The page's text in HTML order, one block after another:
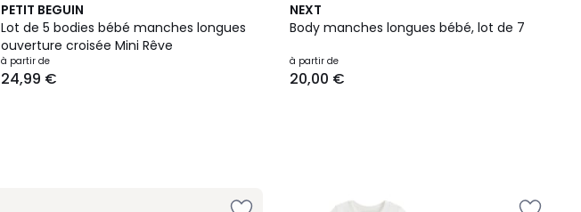
PETIT BEGUIN
Lot de 5 bodies bébé manches longues
ouverture croisée Mini Rêve
à partir de
24,99 €
NEXT
Body manches longues bébé, lot de 7
à partir de
20,00 €